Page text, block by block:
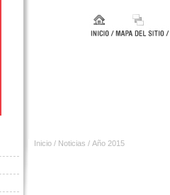
Inicio / Noticias / Año 2015